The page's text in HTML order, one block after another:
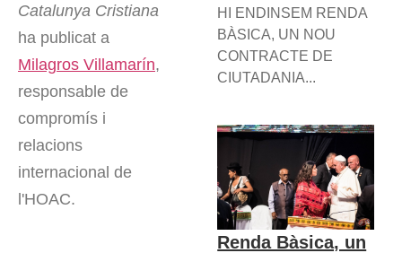
Catalunya Cristiana
ha publicat a
Milagros Villamarín,
responsable de
compromís i
relacions
internacional de
l'HOAC.
HI ENDINSEM RENDA
BÀSICA, UN NOU
CONTRACTE DE
CIUTADANIA...
Renda Bàsica, un